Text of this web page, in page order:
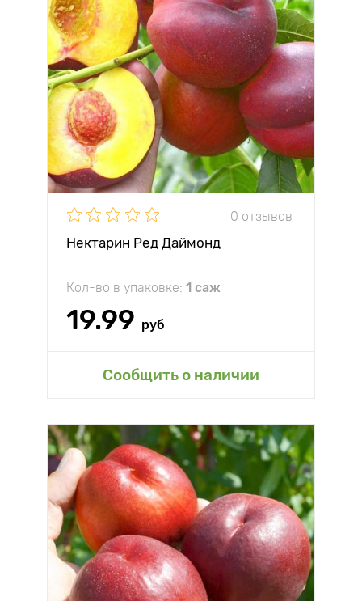
0 отзывов
Нектарин Ред Даймонд
Кол-во в упаковке: 1 саж
19.99 руб
Сообщить о наличии